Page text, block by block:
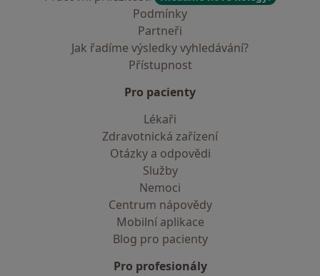
Podmínky
Partneři
Jak řadíme výsledky vyhledávání?
Přístupnost
Pro pacienty
Lékaři
Zdravotnická zařízení
Otázky a odpovědi
Služby
Nemoci
Centrum nápovědy
Mobilní aplikace
Blog pro pacienty
Pro profesionály